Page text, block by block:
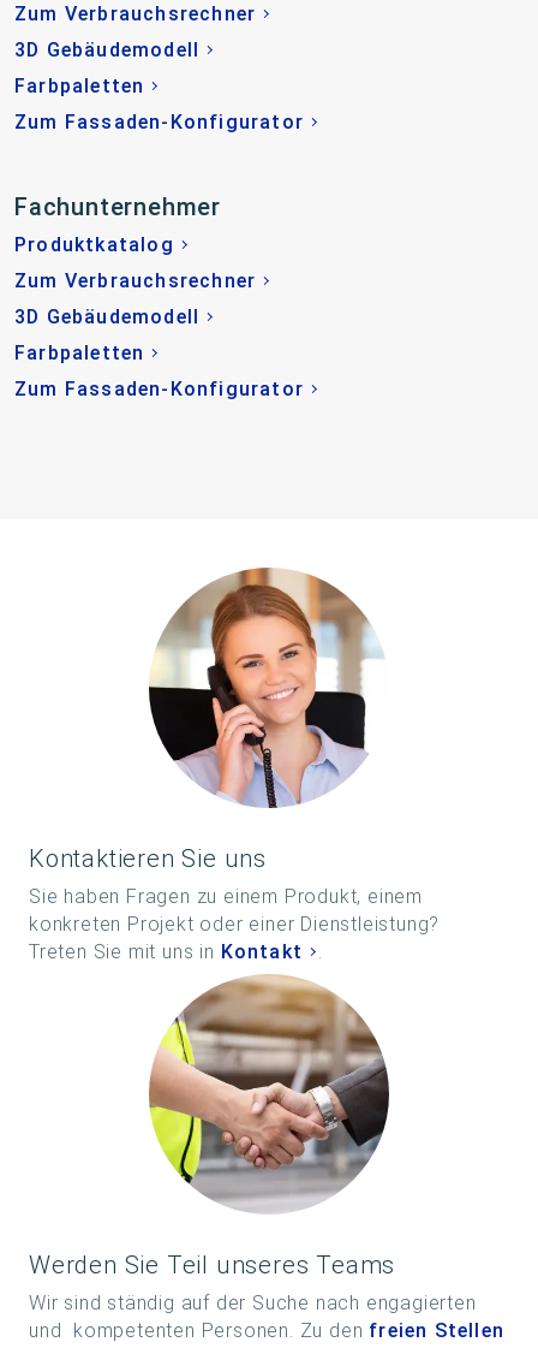
Zum Verbrauchsrechner
3D Gebäudemodell
Farbpaletten
Zum Fassaden-Konfigurator
Fachunternehmer
Produktkatalog
Zum Verbrauchsrechner
3D Gebäudemodell
Farbpaletten
Zum Fassaden-Konfigurator
Kontaktieren Sie uns
Sie haben Fragen zu einem Produkt, einem
konkreten Projekt oder einer Dienstleistung?
Treten Sie mit uns in Kontakt
Werden Sie Teil unseres Teams
Wir sind ständig auf der Suche nach engagierten
und kompetenten Personen. Zu den freien Stellen